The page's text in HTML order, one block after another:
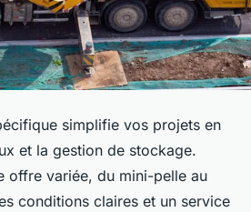
simplifie vos projets en
et la gestion de stockage.
offre variée, du mini-pelle au
conditions claires et un service